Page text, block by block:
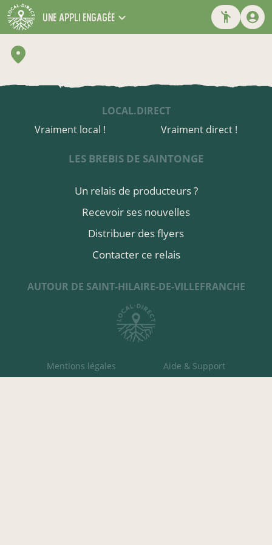
une appli engagée
LOCAL.DIRECT
Vraiment local !
Vraiment direct !
LES BREBIS DE SAINTONGE
Un relais de producteurs ?
Recevoir ses nouvelles
Distribuer des flyers
Contacter ce relais
AUTOUR DE SAINT-HILAIRE-DE-VILLEFRANCHE
Mentions légales Aide & Support